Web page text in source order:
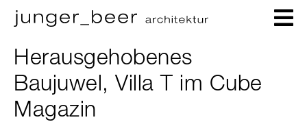
Herausgehobenes
Baujuwel, Villa T im Cube
Magazin